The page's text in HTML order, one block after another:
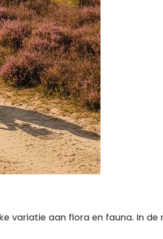
variatie aan flora en fauna. In de